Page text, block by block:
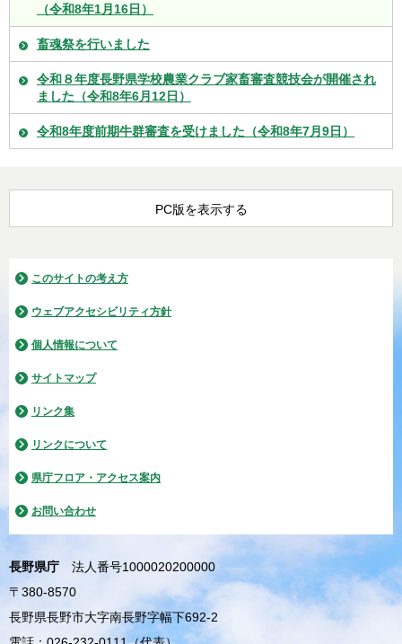
（令和8年1月16日）
畜魂祭を行いました
令和８年度長野県学校農業クラブ家畜審査競技会が開催され
ました（令和8年6月12日）
令和8年度前期牛群審査を受けました（令和8年7月9日）
PC版を表示する
このサイトの考え方
ウェブアクセシビリティ方針
個人情報について
サイトマップ
リンク集
リンクについて
県庁フロア・アクセス案内
お問い合わせ
長野県庁
法人番号1000020200000
〒380-8570
長野県長野市大字南長野字幅下692-2